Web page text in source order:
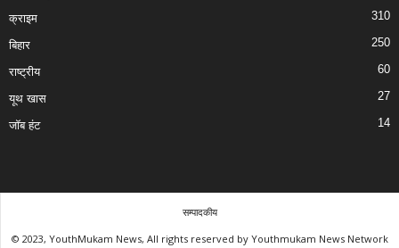
क्राइम 310
बिहार 250
राष्ट्रीय 60
यूथ खास 27
जॉब हंट 14
सम्पादकीय
© 2023, YouthMukam News, All rights reserved by Youthmukam News Network